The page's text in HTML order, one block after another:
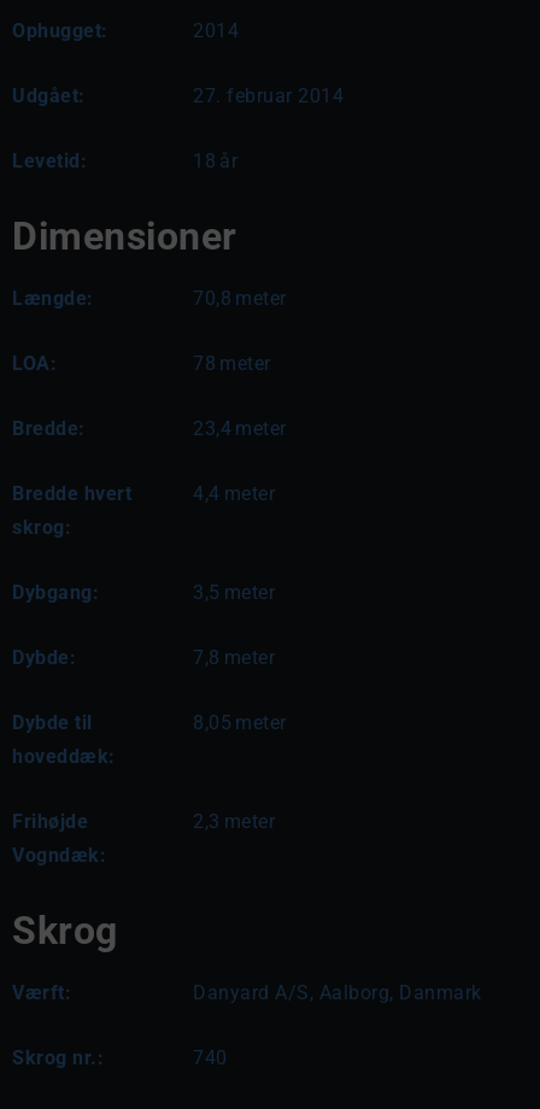
Ophugget: 2014
Udgået: 27. februar 2014
Levetid: 18 år
Dimensioner
Længde: 70,8 meter
LOA: 78 meter
Bredde: 23,4 meter
Bredde hvert
skrog:
4,4 meter
Dybgang: 3,5 meter
Dybde: 7,8 meter
Dybde til
hoveddæk:
8,05 meter
Frihøjde
Vogndæk:
2,3 meter
Skrog
Værft: Danyard A/S, Aalborg, Danmark
Skrog nr.: 740